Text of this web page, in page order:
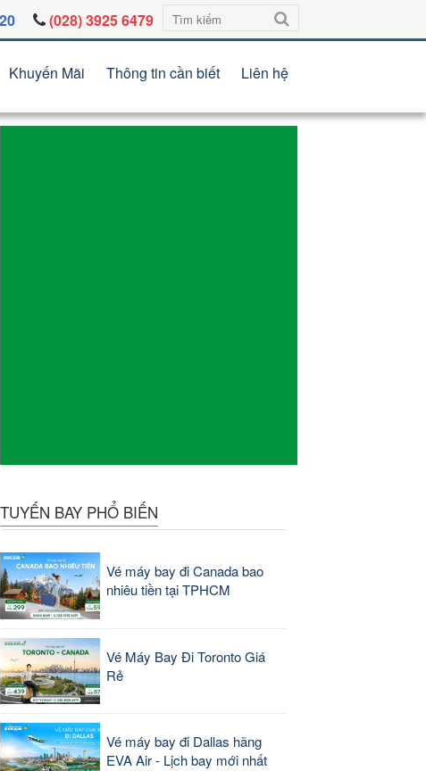
(028) 3925 6479
Khuyến Mãi Thông tin cần biết Liên hệ
TUYẾN BAY PHỔ BIẾN
Vé máy bay đi Canada bao
nhiêu tiền tại TPHCM
Vé Máy Bay Đi Toronto Giá
Rẻ
Vé máy bay đi Dallas hãng
EVA Air - Lịch bay mới nhất